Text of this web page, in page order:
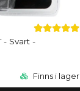
- Svart -
Finns i lager